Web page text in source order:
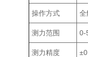
操作方式 全
测力范围 0-
测力精度